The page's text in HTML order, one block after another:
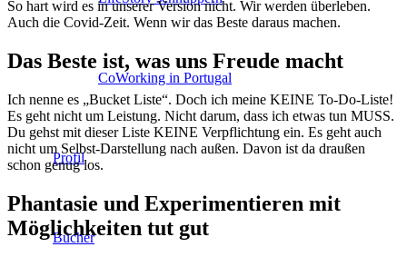
CoWorking in Portugal
Profil
Bücher
So hart wird es in unserer Version nicht. Wir werden überleben.
Auch die Covid-Zeit. Wenn wir das Beste daraus machen.
Das Beste ist, was uns Freude macht
Ich nenne es „Bucket Liste“. Doch ich meine KEINE To-Do-Liste!
Es geht nicht um Leistung. Nicht darum, dass ich etwas tun MUSS.
Du gehst mit dieser Liste KEINE Verpflichtung ein. Es geht auch
nicht um Selbst-Darstellung nach außen. Davon ist da draußen
schon genug los.
Phantasie und Experimentieren mit
Möglichkeiten tut gut